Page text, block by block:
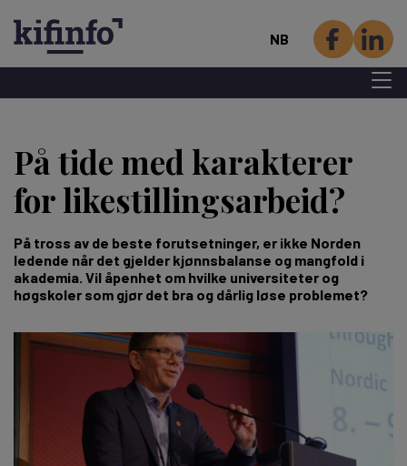
hovedinnhold
NB
Menu
På tide med karakterer
for likestillings­arbeid?
På tross av de beste forutsetninger, er ikke Norden
ledende når det gjelder kjønnsbalanse og mangfold i
akademia. Vil åpenhet om hvilke universiteter og
høgskoler som gjør det bra og dårlig løse problemet?